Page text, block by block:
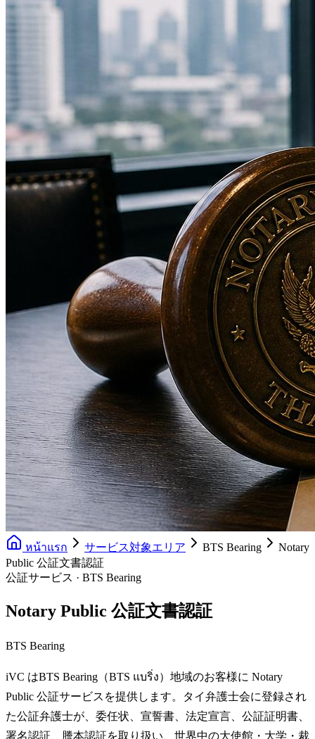
หน้าแรก サービス対象エリア BTS Bearing
Notary
Public 公証文書認証
公証サービス · BTS Bearing
Notary Public 公証文書認証
BTS Bearing
iVC はBTS Bearing（BTS แบริ่ง）地域のお客様に Notary
Public 公証サービスを提供します。タイ弁護士会に登録され
た公証弁護士が、委任状、宣誓書、法定宣言、公証証明書、
署名認証、謄本認証を取り扱い、世界中の大使館・大学・裁